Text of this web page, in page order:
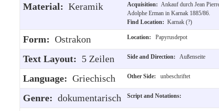
Material: Keramik Acquisition: Ankauf durch Jean
Adolphe Erman in Karnak 1885/86.
Find Location: Karnak (?)
Form: Ostrakon Location: Papyrusdepot
Text Layout: 5 Zeilen Side and Direction: Außenseite
Language: Griechisch Other Side: unbeschriftet
Genre: dokumentarisch Script and Notations: